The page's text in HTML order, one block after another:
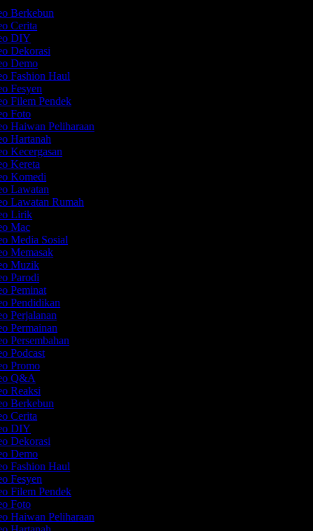
Berkebun
Cerita
DIY
Dekorasi
Demo
Fashion Haul
Fesyen
Filem Pendek
Foto
Haiwan Peliharaan
Hartanah
Kecergasan
Kereta
Komedi
Lawatan
Lawatan Rumah
Lirik
Mac
Media Sosial
Memasak
Muzik
Parodi
Peminat
Pendidikan
Perjalanan
Permainan
Persembahan
Podcast
Promo
Q&A
Reaksi
Berkebun
Cerita
DIY
Dekorasi
Demo
Fashion Haul
Fesyen
Filem Pendek
Foto
Haiwan Peliharaan